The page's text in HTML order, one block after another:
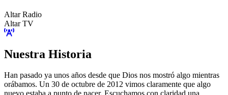
Altar Radio
Altar TV
Nuestra Historia
Han pasado ya unos años desde que Dios nos mostró algo mientras
orábamos. Un 30 de octubre de 2012 vimos claramente que algo